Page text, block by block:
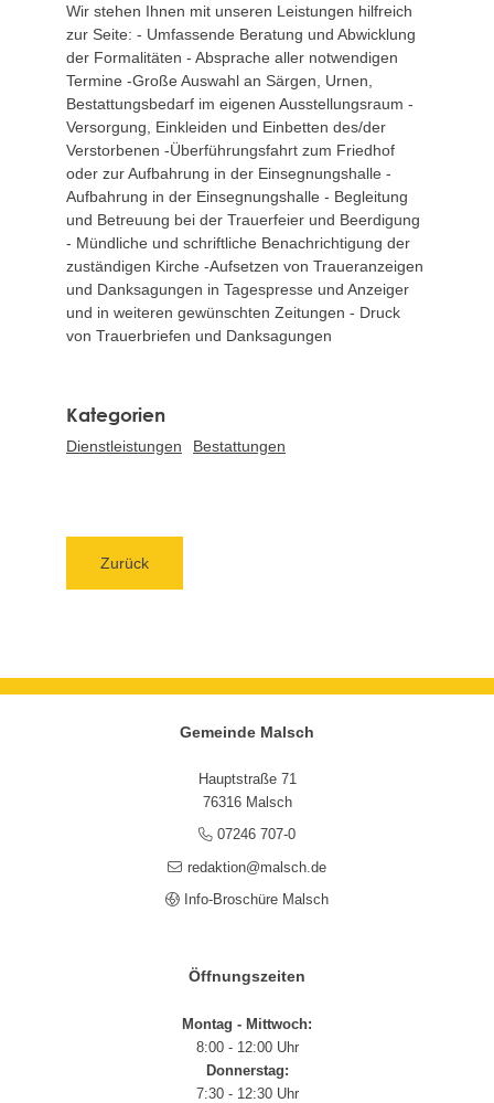
Wir stehen Ihnen mit unseren Leistungen hilfreich
zur Seite: - Umfassende Beratung und Abwicklung
der Formalitäten - Absprache aller notwendigen
Termine -Große Auswahl an Särgen, Urnen,
Bestattungsbedarf im eigenen Ausstellungsraum -
Versorgung, Einkleiden und Einbetten des/der
Verstorbenen -Überführungsfahrt zum Friedhof
oder zur Aufbahrung in der Einsegnungshalle -
Aufbahrung in der Einsegnungshalle - Begleitung
und Betreuung bei der Trauerfeier und Beerdigung
- Mündliche und schriftliche Benachrichtigung der
zuständigen Kirche -Aufsetzen von Traueranzeigen
und Danksagungen in Tagespresse und Anzeiger
und in weiteren gewünschten Zeitungen - Druck
von Trauerbriefen und Danksagungen
Dienstleistungen Bestattungen
Zurück
Gemeinde Malsch
Hauptstraße 71
76316 Malsch
07246 707-0
redaktion@malsch.de
Info-Broschüre Malsch
Öffnungszeiten
Montag - Mittwoch:
8:00 - 12:00 Uhr
Donnerstag:
7:30 - 12:30 Uhr